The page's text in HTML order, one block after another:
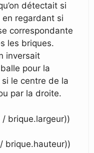
détectait si
regardant si
correspondante
les briques.
inversait
pour la
le centre de la
par la droite.
brique.largeur))
brique.hauteur))